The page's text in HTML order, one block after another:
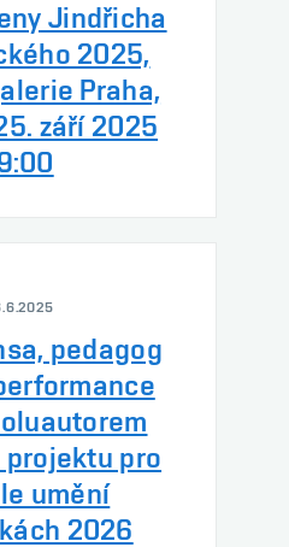
Jindřicha
2025,
Praha,
září 2025
pedagog
pro
umění
2026